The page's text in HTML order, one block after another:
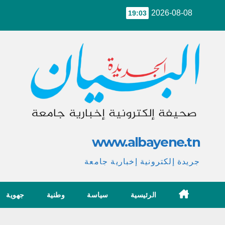
2026-08-08
19:03
www.albayene.tn
جريدة إلكترونية إخبارية جامعة
الرئيسية سياسة وطنية جهوية